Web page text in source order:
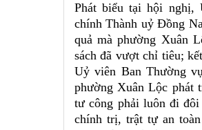
Phát biểu tại hội nghị,
chính Thành uỷ Đồng
quả mà phường Xuân
sách đã vượt chỉ tiêu;
Uỷ viên Ban Thường
phường Xuân Lộc phát
tư công phải luôn đi
chính trị, trật tự an